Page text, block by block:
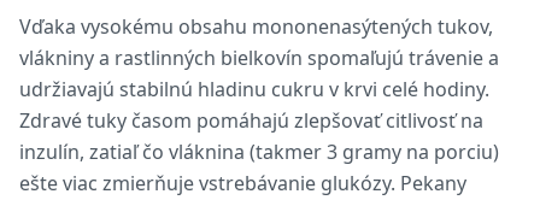
Vďaka vysokému obsahu mononenasýtených tukov,
vlákniny a rastlinných bielkovín spomaľujú trávenie a
udržiavajú stabilnú hladinu cukru v krvi celé hodiny.
Zdravé tuky časom pomáhajú zlepšovať citlivosť na
inzulín, zatiaľ čo vláknina (takmer 3 gramy na porciu)
ešte viac zmierňuje vstrebávanie glukózy. Pekany